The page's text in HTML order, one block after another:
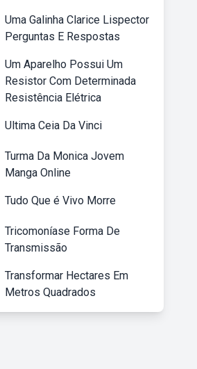
Uma Galinha Clarice Lispector
Perguntas E Respostas
Um Aparelho Possui Um
Resistor Com Determinada
Resistência Elétrica
Ultima Ceia Da Vinci
Turma Da Monica Jovem
Manga Online
Tudo Que é Vivo Morre
Tricomoníase Forma De
Transmissão
Transformar Hectares Em
Metros Quadrados